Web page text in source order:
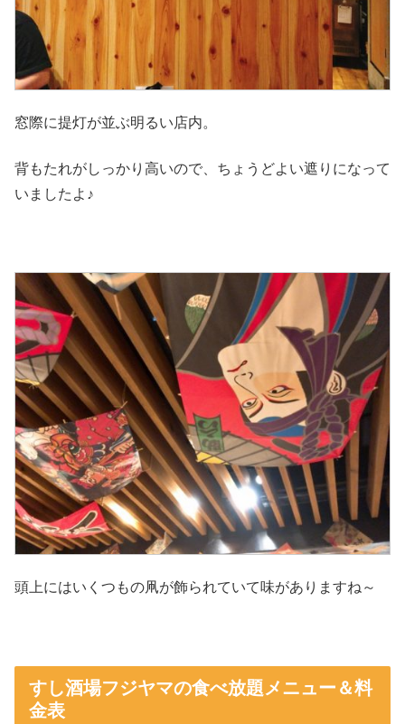
窓際に提灯が並ぶ明るい店内。
背もたれがしっかり高いので、ちょうどよい遮りになって
いましたよ♪
頭上にはいくつもの凧が飾られていて味がありますね～
すし酒場フジヤマの食べ放題メニュー＆料
金表